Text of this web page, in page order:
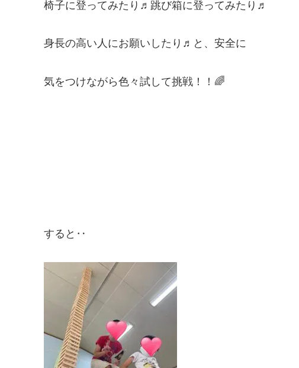
椅子に登ってみたり♬跳び箱に登ってみたり♬
身長の高い人にお願いしたり♬と、安全に
気をつけながら色々試して挑戦！！🌈
すると‥